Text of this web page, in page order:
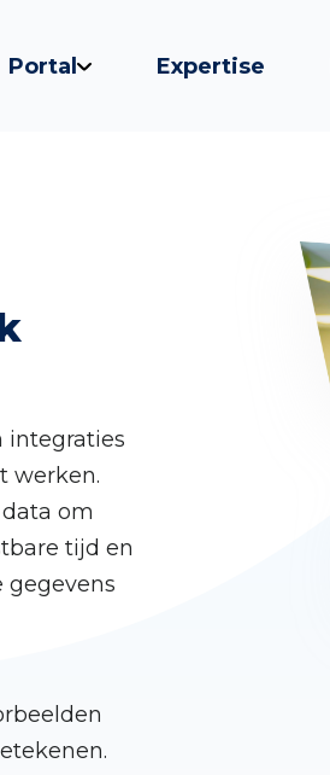
Portal Expertise
integraties
werken.
om
tijd en